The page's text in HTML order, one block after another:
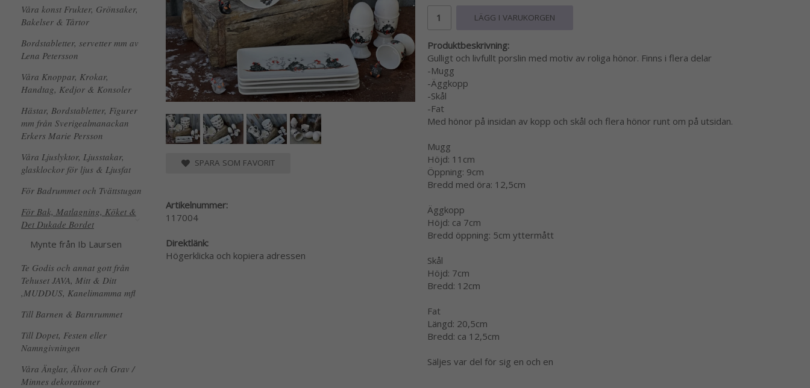
Våra konst Frukter, Grönsaker,
Bakelser & Tårtor
Bordstabletter, servetter mm av
Lena Petersson
Våra Knoppar, Krokar,
Handtag, Kedjor & Konsoler
Hästar, Bordstabletter, Figurer
mm från Sverigealmanackan
Erkers Marie Persson
Våra Ljuslyktor, Ljusstakar,
glasklockor för ljus & Ljusfat
För Badrummet och Tvättstugan
För Bak, Matlagning, Köket &
Det Dukade Bordet
Mynte från Ib Laursen
Te Godis och annat gott från
Tehuset JAVA, Mitt & Ditt
,MUDDUS, Kanelimamma mfl
Till Barnen & Barnrummet
Till Dopet, Festen eller
Namngivningen
Våra Änglar, Älvor och Grav /
Minnes dekorationer
LÄGG I VARUKORGEN
Produktbeskrivning:
Gulligt och livfullt porslin med motiv av roliga hönor. Finns i flera delar
-Mugg
-Äggkopp
-Skål
-Fat
Med hönor på insidan av kopp och skål och flera hönor runt om på utsidan.
Mugg
Höjd: 11cm
Öppning: 9cm
Bredd med öra: 12,5cm
Äggkopp
Höjd: ca 7cm
Bredd öppning: 5cm yttermått
Skål
Höjd: 7cm
Bredd: 12cm
Fat
Längd: 20,5cm
Bredd: ca 12,5cm
Säljes var del för sig en och en
SPARA SOM FAVORIT
Artikelnummer:
117004
Direktlänk:
Högerklicka och kopiera adressen